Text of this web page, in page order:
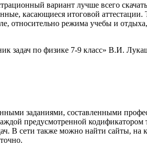
вариант лучше всего
касающиеся итоговой
относительно режима учебы и
задач по физике 7-9 класс» В.И.
заданиями, составленными
предусмотренной кодификатором
В сети также можно найти сайты,